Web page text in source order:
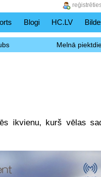
Blogi HC.LV
Melnā
ikvienu, kurš vēlas